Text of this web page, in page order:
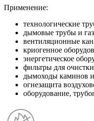
Применение:
технологические
дымовые трубы и
вентиляционные
криогенное
энергетическое
фильтры для
дымоходы каминов
огнезащита
оборудование,